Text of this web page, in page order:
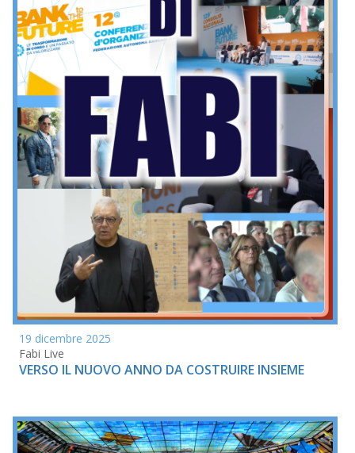
19 dicembre 2025
Fabi Live
VERSO IL NUOVO ANNO DA COSTRUIRE INSIEME